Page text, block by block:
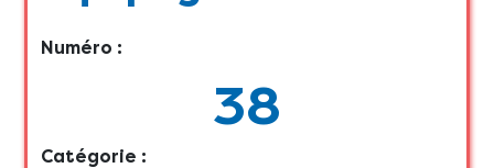
Numéro :
38
Catégorie :